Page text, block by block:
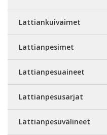
Lattiankuivaimet
Lattianpesimet
Lattianpesuaineet
Lattianpesusarjat
Lattianpesuvälineet